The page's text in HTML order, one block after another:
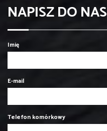
NAPISZ DO NAS
Imię
E-mail
Telefon komórkowy